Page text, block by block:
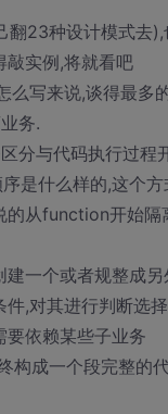
翻23种设计模式去
敲实例,将就看吧
么写来说,谈得最多
务.
分与代码执行过程
是什么样的,这个
的从function开始隔
一个或者规整成另
,对其进行判断选择
要依赖某些子业务
构成一个段完整的